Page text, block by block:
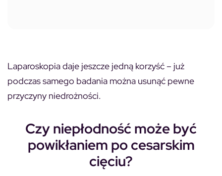
Laparoskopia daje jeszcze jedną korzyść – już
podczas samego badania można usunąć pewne
przyczyny niedrożności.
Czy niepłodność może być
powikłaniem po cesarskim
cięciu?